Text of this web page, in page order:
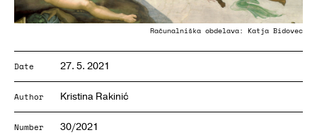
Računalniška obdelava: Katja Bidovec
Date 27. 5. 2021
Author Kristina Rakinić
Number 30/2021